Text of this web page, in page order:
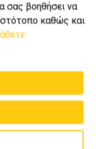
σας βοηθήσει να
καθώς και